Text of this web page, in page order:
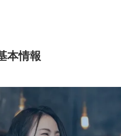
本情報